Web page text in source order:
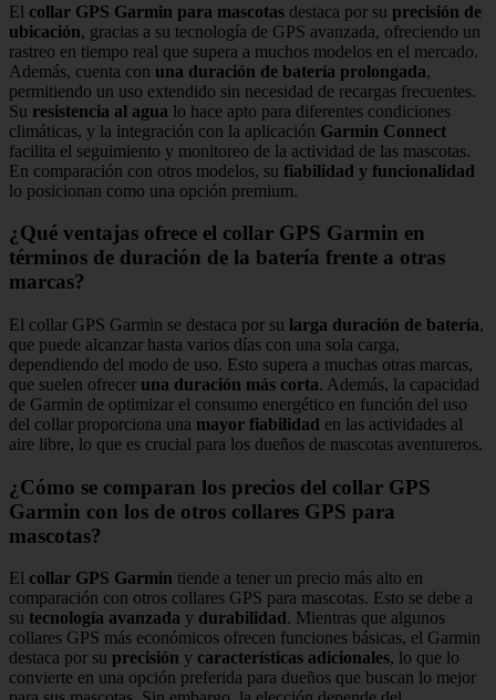
El collar GPS Garmin para mascotas destaca por su precisión de
ubicación, gracias a su tecnología de GPS avanzada, ofreciendo un
rastreo en tiempo real que supera a muchos modelos en el mercado.
Además, cuenta con una duración de batería prolongada,
permitiendo un uso extendido sin necesidad de recargas frecuentes.
Su resistencia al agua lo hace apto para diferentes condiciones
climáticas, y la integración con la aplicación Garmin Connect
facilita el seguimiento y monitoreo de la actividad de las mascotas.
En comparación con otros modelos, su fiabilidad y funcionalidad
lo posicionan como una opción premium.
¿Qué ventajas ofrece el collar GPS Garmin en
términos de duración de la batería frente a otras
marcas?
El collar GPS Garmin se destaca por su larga duración de batería,
que puede alcanzar hasta varios días con una sola carga,
dependiendo del modo de uso. Esto supera a muchas otras marcas,
que suelen ofrecer una duración más corta. Además, la capacidad
de Garmin de optimizar el consumo energético en función del uso
del collar proporciona una mayor fiabilidad en las actividades al
aire libre, lo que es crucial para los dueños de mascotas aventureros.
¿Cómo se comparan los precios del collar GPS
Garmin con los de otros collares GPS para
mascotas?
El collar GPS Garmin tiende a tener un precio más alto en
comparación con otros collares GPS para mascotas. Esto se debe a
su tecnología avanzada y durabilidad . Mientras que algunos
collares GPS más económicos ofrecen funciones básicas, el Garmin
destaca por su precisión y características adicionales, lo que lo
convierte en una opción preferida para dueños que buscan lo mejor